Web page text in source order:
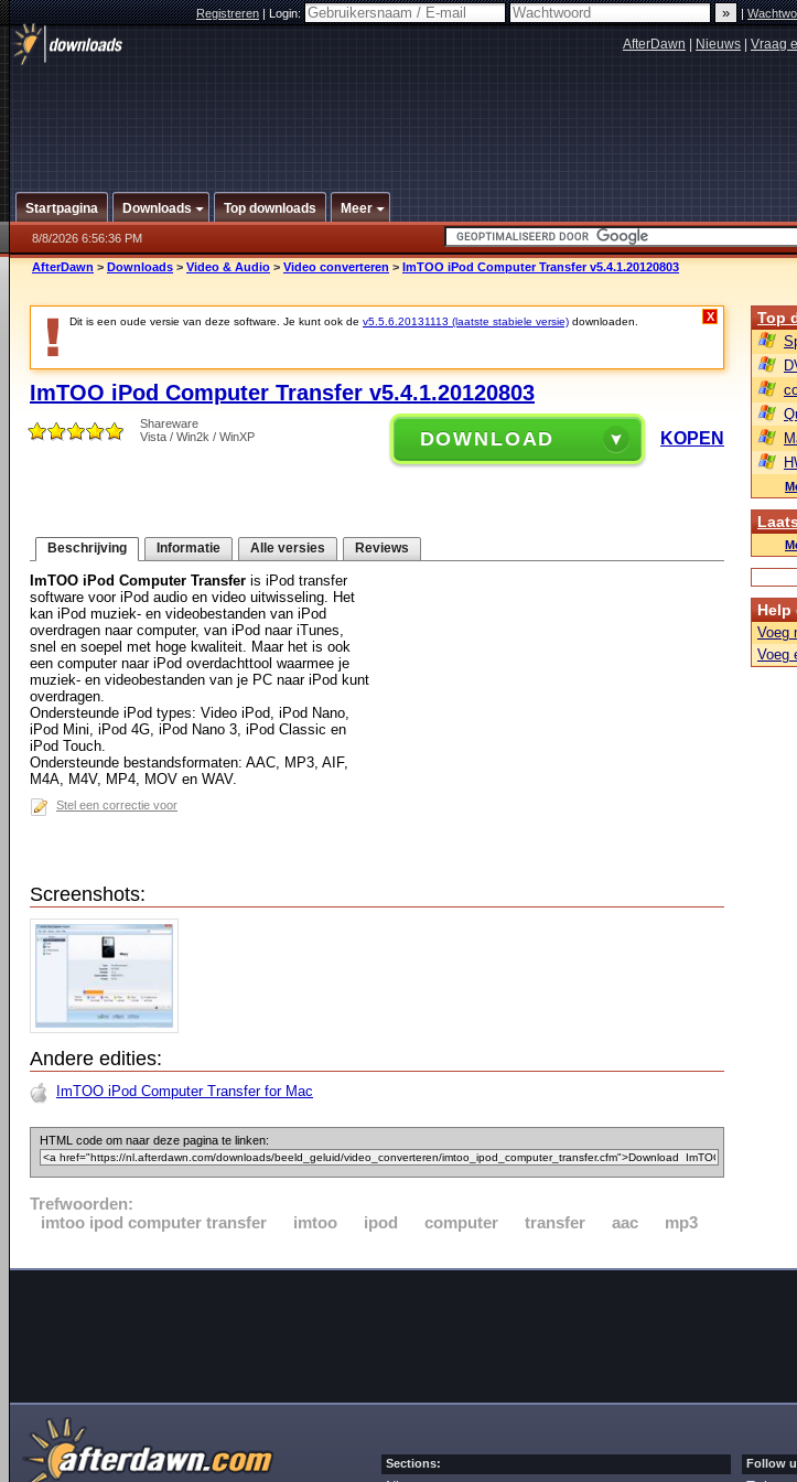
Registreren|Login: |
AfterDawn Nieuws Vraag
Startpagina Downloads Top downloads Meer
8/8/2026 6:56:36 PM
AfterDawn > Downloads > Video & Audio > Video converteren > ImTOO iPod Computer Transfer v5.4.1.20120803
Dit is een oude versie van deze software. Je kunt ook de v5.5.6.20131113 (laatste stabiele versie) downloaden. X
ImTOO iPod Computer Transfer v5.4.1.20120803
Shareware
Vista / Win2k / WinXP
DOWNLOAD KOPEN
Beschrijving Informatie Alle versies Reviews
ImTOO iPod Computer Transfer is iPod transfer
software voor iPod audio en video uitwisseling. Het
kan iPod muziek- en videobestanden van iPod
overdragen naar computer, van iPod naar iTunes,
snel en soepel met hoge kwaliteit. Maar het is ook
een computer naar iPod overdachttool waarmee je
muziek- en videobestanden van je PC naar iPod kunt
overdragen.
Ondersteunde iPod types: Video iPod, iPod Nano,
iPod Mini, iPod 4G, iPod Nano 3, iPod Classic en
iPod Touch.
Ondersteunde bestandsformaten: AAC, MP3, AIF,
M4A, M4V, MP4, MOV en WAV.
Stel een correctie voor
Screenshots:
Andere edities:
ImTOO iPod Computer Transfer for Mac
HTML code om naar deze pagina te linken:
Trefwoorden:
imtoo ipod computer transfer
imtoo ipod computer transfer aac mp3
Top
Help
Voeg
Voeg
Sections: Follow